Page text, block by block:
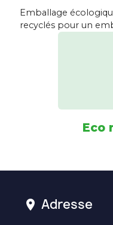
Emballage
recyclés pour un
Eco
location_on Adresse